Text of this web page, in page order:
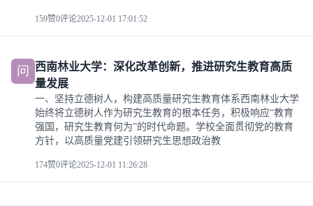
159赞0评论2025-12-01 17:01:52
问
西南林业大学：深化改革创新，推进研究生教育高质
量发展
一、坚持立德树人，构建高质量研究生教育体系西南林业大学
始终将立德树人作为研究生教育的根本任务，积极响应“教育
强国，研究生教育何为”的时代命题。学校全面贯彻党的教育
方针，以高质量党建引领研究生思想政治教
174赞0评论2025-12-01 11:26:28